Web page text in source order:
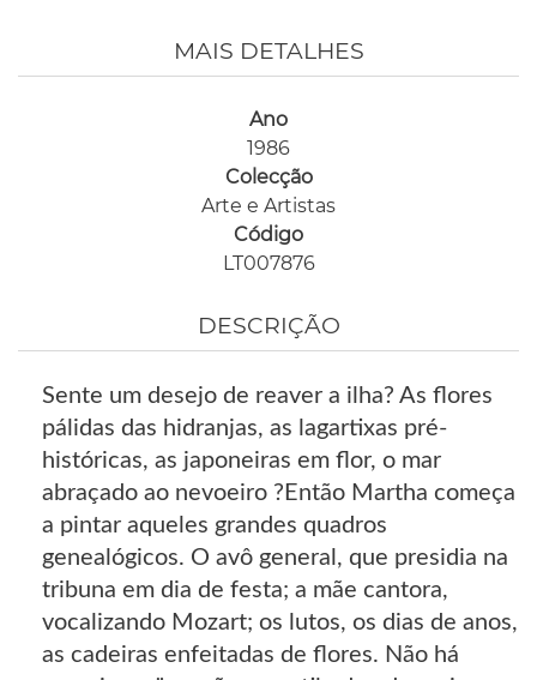
MAIS DETALHES
Ano
1986
Colecção
Arte e Artistas
Código
LT007876
DESCRIÇÃO
Sente um desejo de reaver a ilha? As flores
pálidas das hidranjas, as lagartixas pré-
históricas, as japoneiras em flor, o mar
abraçado ao nevoeiro ?Então Martha começa
a pintar aqueles grandes quadros
genealógicos. O avô general, que presidia na
tribuna em dia de festa; a mãe cantora,
vocalizando Mozart; os lutos, os dias de anos,
as cadeiras enfeitadas de flores. Não há